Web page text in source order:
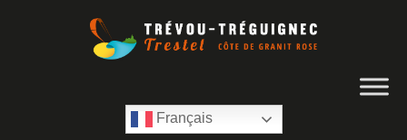
Français